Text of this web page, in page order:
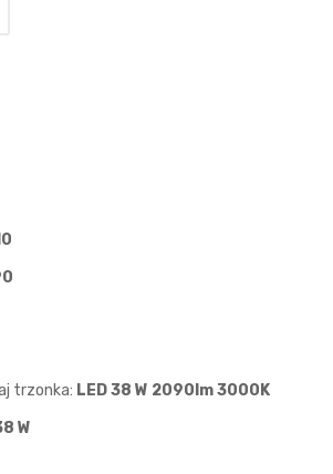
trzonka: LED 38 W 2090lm 3000K
W